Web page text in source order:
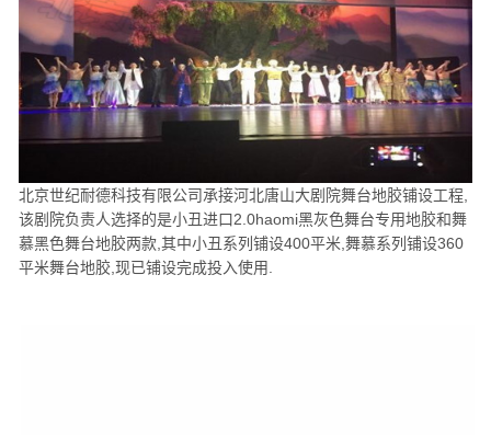
北京世纪耐德科技有限公司承接河北唐山大剧院舞台地胶铺设工程,
该剧院负责人选择的是小丑进口2.0haomi黑灰色舞台专用地胶和舞
慕黑色舞台地胶两款,其中小丑系列铺设400平米,舞慕系列铺设360
平米舞台地胶,现已铺设完成投入使用.